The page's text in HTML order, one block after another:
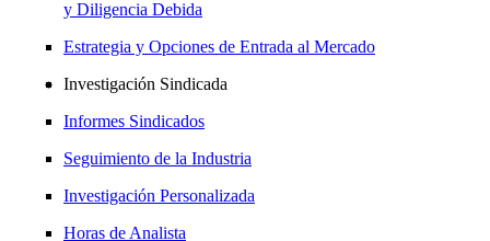
y Diligencia Debida
Estrategia y Opciones de Entrada al Mercado
Investigación Sindicada
Informes Sindicados
Seguimiento de la Industria
Investigación Personalizada
Horas de Analista